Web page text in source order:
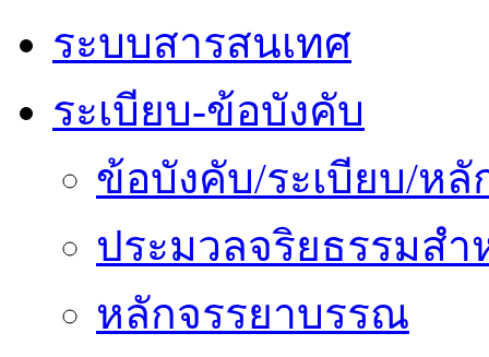
ระบบสารสนเทศ
ระเบียบ-ข้อบังคับ
ข้อบังคับ/ระเบียบ/ห
ประมวลจริยธรรมส
หลักจรรยาบรรณ